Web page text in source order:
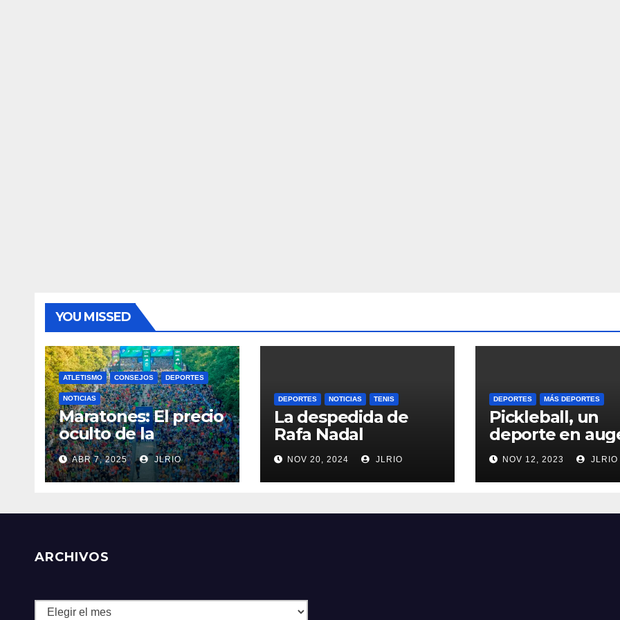
YOU MISSED
ATLETISMO CONSEJOS DEPORTES
NOTICIAS
Maratones: El precio
oculto de la
resistencia
ABR 7, 2025 JLRIO
DEPORTES NOTICIAS TENIS
La despedida de
Rafa Nadal
NOV 20, 2024 JLRIO
DEPORTES MÁS DEPORTES
Pickleball, un
deporte en
NOV 12, 2023 JLRIO
ARCHIVOS
Archivos